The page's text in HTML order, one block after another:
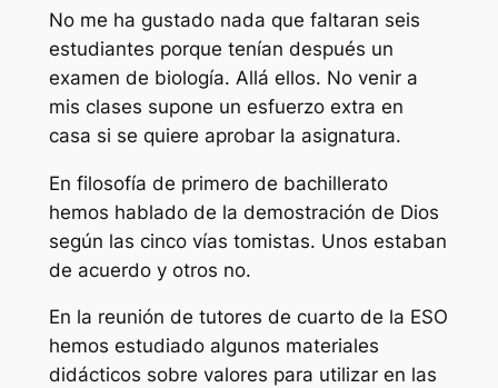
No me ha gustado nada que faltaran seis
estudiantes porque tenían después un
examen de biología. Allá ellos. No venir a
mis clases supone un esfuerzo extra en
casa si se quiere aprobar la asignatura.
En filosofía de primero de bachillerato
hemos hablado de la demostración de Dios
según las cinco vías tomistas. Unos estaban
de acuerdo y otros no.
En la reunión de tutores de cuarto de la ESO
hemos estudiado algunos materiales
didácticos sobre valores para utilizar en las